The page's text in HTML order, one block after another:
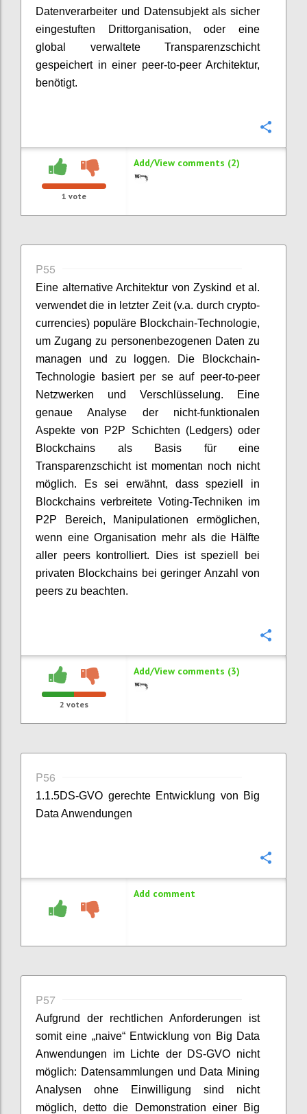
Datenverarbeiter und Datensubjekt als sicher
eingestuften Drittorganisation, oder eine
global verwaltete Transparenzschicht
gespeichert in einer peer-to-peer Architektur,
benötigt.
1 vote
Add/View comments (2)
P55
Eine alternative Architektur von Zyskind et al.
verwendet die in letzter Zeit (v.a. durch crypto-
currencies) populäre Blockchain-Technologie,
um Zugang zu personenbezogenen Daten zu
managen und zu loggen. Die Blockchain-
Technologie basiert per se auf peer-to-peer
Netzwerken und Verschlüsselung. Eine
genaue Analyse der nicht-funktionalen
Aspekte von P2P Schichten (Ledgers) oder
Blockchains als Basis für eine
Transparenzschicht ist momentan noch nicht
möglich. Es sei erwähnt, dass speziell in
Blockchains verbreitete Voting-Techniken im
P2P Bereich, Manipulationen ermöglichen,
wenn eine Organisation mehr als die Hälfte
aller peers kontrolliert. Dies ist speziell bei
privaten Blockchains bei geringer Anzahl von
peers zu beachten.
2 votes
Add/View comments (3)
P56
1.1.5DS-GVO gerechte Entwicklung von Big
Data Anwendungen
Add comment
P57
Aufgrund der rechtlichen Anforderungen ist
somit eine „naive“ Entwicklung von Big Data
Anwendungen im Lichte der DS-GVO nicht
möglich: Datensammlungen und Data Mining
Analysen ohne Einwilligung sind nicht
möglich, detto die Demonstration einer Big